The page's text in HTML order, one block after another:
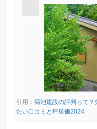
引用： 菊池建設の評判って？
たい口コミと坪単価2024